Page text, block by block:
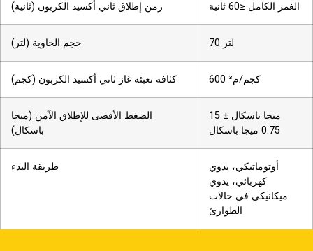
زمن إطلاق ثاني أكسيد الكربون (ثانية) الغمر الكامل ≤60 ثانية
حجم الحاوية (لتر) 70 لتر
كثافة تعبئة غاز ثاني أكسيد الكربون (كجم) 600 كجم/م³
الضغط الأقصى للإطلاق الآمن (ميجا
باسكال)
15 ميجا باسكال ±
0.75 ميجا باسكال
طريقة البدء
أوتوماتيكي، يدوي
كهربائي، يدوي
ميكانيكي في حالات
الطوارئ